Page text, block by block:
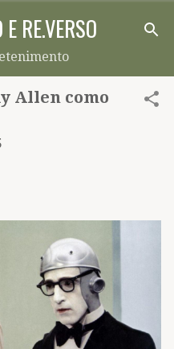
principal
RE.VERSO
Allen como